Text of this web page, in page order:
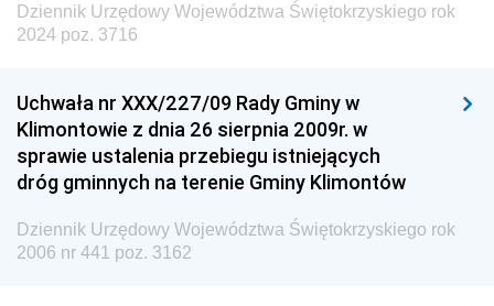
Dziennik Urzędowy Województwa Świętokrzyskiego rok
2024 poz. 3716
Uchwała nr XXX/227/09 Rady Gminy w
Klimontowie z dnia 26 sierpnia 2009r. w
sprawie ustalenia przebiegu istniejących
dróg gminnych na terenie Gminy Klimontów
Dziennik Urzędowy Województwa Świętokrzyskiego rok
2006 nr 441 poz. 3162